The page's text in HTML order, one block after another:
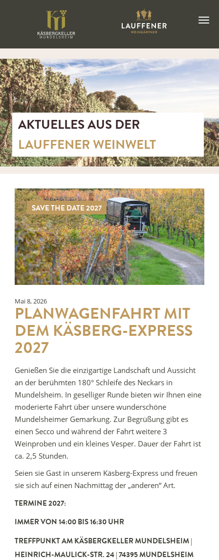
AKTUELLES AUS DER
LAUFFENER WEINWELT
SAVE THE DATE 2027
Mai 8, 2026
PLANWAGENFAHRT MIT
DEM KÄSBERG-EXPRESS
2027
Genießen Sie die einzigartige Landschaft und Aussicht
an der berühmten 180° Schleife des Neckars in
Mundelsheim. In geselliger Runde bieten wir Ihnen eine
moderierte Fahrt über unsere wunderschöne
Mundelsheimer Gemarkung. Zur Begrüßung gibt es
einen Secco und während der Fahrt weitere 3
Weinproben und ein kleines Vesper. Dauer der Fahrt ist
ca. 2,5 Stunden.
Seien sie Gast in unserem Käsberg-Express und freuen
sie sich auf einen Nachmittag der „anderen“ Art.
TERMINE 2027:
IMMER VON 14:00 BIS 16:30 UHR
TREFFPUNKT AM KÄSBERGKELLER MUNDELSHEIM |
HEINRICH-MAULICK-STR. 24 | 74395 MUNDELSHEIM